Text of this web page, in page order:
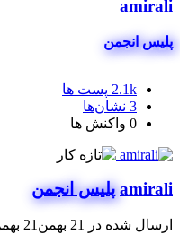
amirali
پلیس انجمن
2.1k پست ها
3 نشان‌ها
0 واکنش ها
amirali پلیس انجمن
ارسال شده در 21 بهمن 21 بهمن